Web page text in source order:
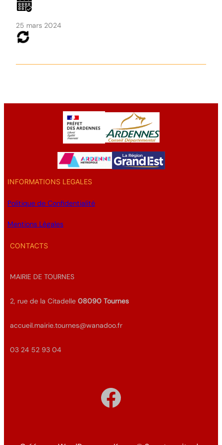
25 mars 2024
INFORMATIONS LEGALES
Politique de Confidentialité
Mentions Légales
CONTACTS
MAIRIE DE TOURNES
2, rue de la Citadelle08090 Tournes
accueil.mairie.tournes@wanadoo.fr
03 24 52 93 04
Facebook